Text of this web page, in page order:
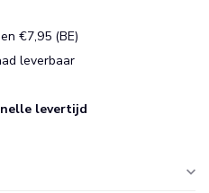
€7,95 (BE)
leverbaar
levertijd